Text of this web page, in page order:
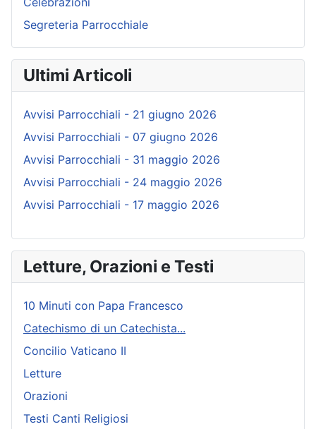
Segreteria Parrocchiale
Ultimi Articoli
Avvisi Parrocchiali - 21 giugno 2026
Avvisi Parrocchiali - 07 giugno 2026
Avvisi Parrocchiali - 31 maggio 2026
Avvisi Parrocchiali - 24 maggio 2026
Avvisi Parrocchiali - 17 maggio 2026
Letture, Orazioni e Testi
10 Minuti con Papa Francesco
Catechismo di un Catechista...
Concilio Vaticano II
Letture
Orazioni
Testi Canti Religiosi